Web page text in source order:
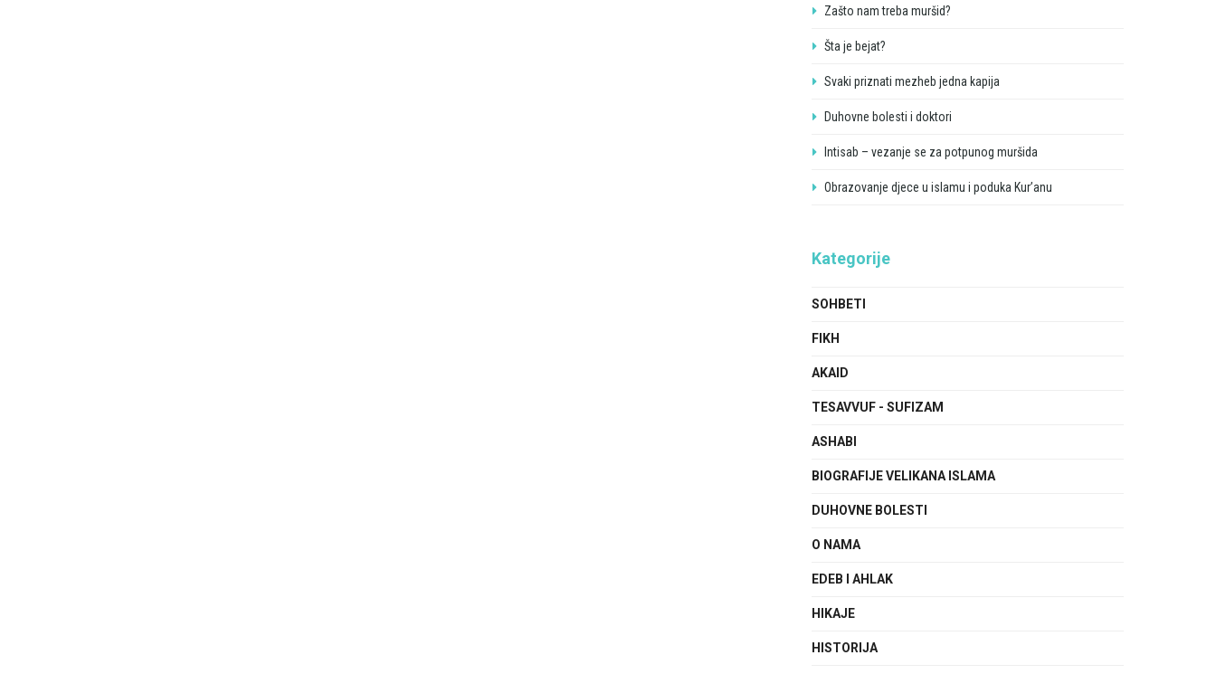
Zašto nam treba muršid?
Šta je bejat?
Svaki priznati mezheb jedna kapija
Duhovne bolesti i doktori
Intisab – vezanje se za potpunog muršida
Obrazovanje djece u islamu i poduka Kur’anu
Kategorije
SOHBETI
FIKH
AKAID
TESAVVUF - SUFIZAM
ASHABI
BIOGRAFIJE VELIKANA ISLAMA
DUHOVNE BOLESTI
O NAMA
EDEB I AHLAK
HIKAJE
HISTORIJA